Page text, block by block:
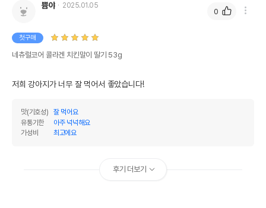
쁌야 2025.01.05
첫구매
네츄럴코어 콜라겐 치킨말이 딸기 53g
저희 강아지가 너무 잘 먹어서 좋았습니다!
맛(기호성)
잘 먹어요
유통기한
아주 넉넉해요
가성비
최고에요
0
후기 더보기